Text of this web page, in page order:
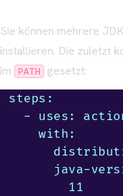
Sie können mehrere
installieren. Die zuletzt
im
PATH gesetzt:
steps:
- uses:
    with:
java-
        11